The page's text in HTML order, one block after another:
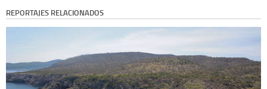
REPORTAJES RELACIONADOS